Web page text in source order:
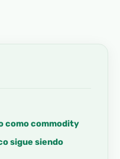
como commodity
sigue siendo